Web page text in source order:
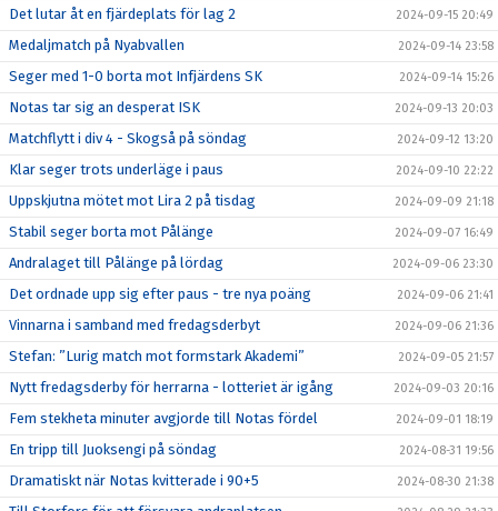
Det lutar åt en fjärdeplats för lag 2 2024-09-15 20:49
Medaljmatch på Nyabvallen 2024-09-14 23:58
Seger med 1-0 borta mot Infjärdens SK 2024-09-14 15:26
Notas tar sig an desperat ISK 2024-09-13 20:03
Matchflytt i div 4 - Skogså på söndag 2024-09-12 13:20
Klar seger trots underläge i paus 2024-09-10 22:22
Uppskjutna mötet mot Lira 2 på tisdag 2024-09-09 21:18
Stabil seger borta mot Pålänge 2024-09-07 16:49
Andralaget till Pålänge på lördag 2024-09-06 23:30
Det ordnade upp sig efter paus - tre nya poäng 2024-09-06 21:41
Vinnarna i samband med fredagsderbyt 2024-09-06 21:36
Stefan: ”Lurig match mot formstark Akademi” 2024-09-05 21:57
Nytt fredagsderby för herrarna - lotteriet är igång 2024-09-03 20:16
Fem stekheta minuter avgjorde till Notas fördel 2024-09-01 18:19
En tripp till Juoksengi på söndag 2024-08-31 19:56
Dramatiskt när Notas kvitterade i 90+5 2024-08-30 21:38